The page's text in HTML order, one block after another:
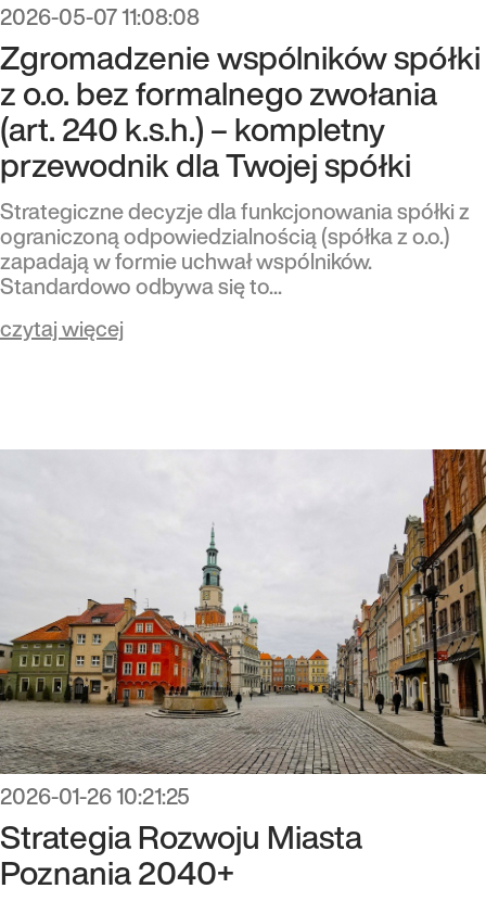
2026-05-07 11:08:08
Zgromadzenie wspólników spółki
z o.o. bez formalnego zwołania
(art. 240 k.s.h.) – kompletny
przewodnik dla Twojej spółki
Strategiczne decyzje dla funkcjonowania spółki z
ograniczoną odpowiedzialnością (spółka z o.o.)
zapadają w formie uchwał wspólników.
Standardowo odbywa się to...
czytaj więcej
2026-01-26 10:21:25
Strategia Rozwoju Miasta
Poznania 2040+